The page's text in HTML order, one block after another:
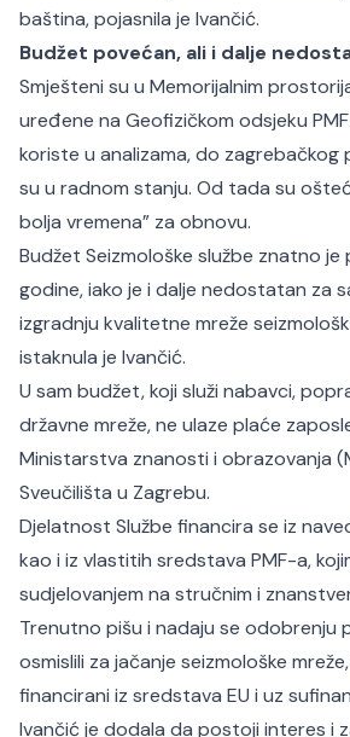
baština, pojasnila je Ivančić.
Budžet povećan, ali i dalje
Smješteni su u Memorijalnim
uređene na Geofizičkom odsjeku
koriste u analizama, do zagrebačkog
su u radnom stanju. Od tada su
bolja vremena” za obnovu.
Budžet Seizmološke službe znatno
godine, iako je i dalje nedostatan za
izgradnju kvalitetne mreže
istaknula je Ivančić.
U sam budžet, koji služi nabavci,
državne mreže, ne ulaze plaće
Ministarstva znanosti i obrazovanja
Sveučilišta u Zagrebu.
Djelatnost Službe financira se iz
kao i iz vlastitih sredstava PMF-a,
sudjelovanjem na stručnim i
Trenutno pišu i nadaju se odobrenju
osmislili za jačanje seizmološke
financirani iz sredstava EU i uz
Ivančić je dodala da postoji interes i